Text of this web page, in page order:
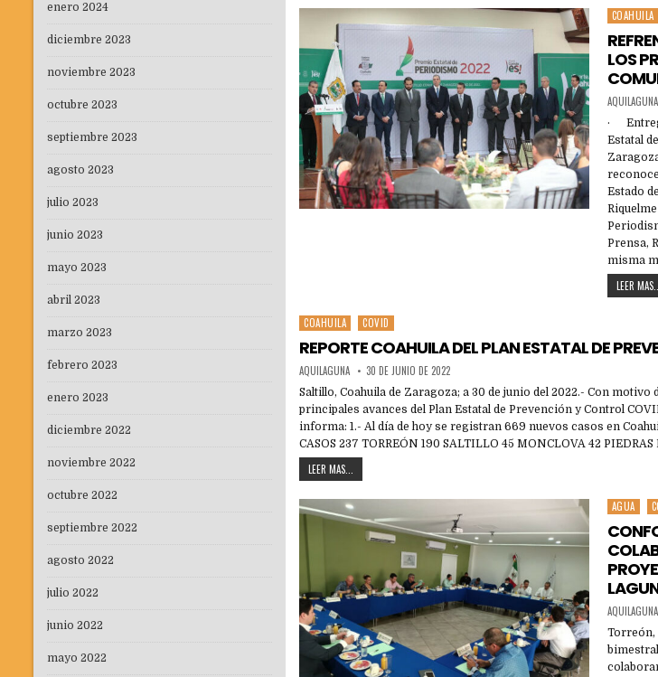
Posted
in
COAHUILA
LOS
AQUILAGUNA
·
Estatal
Estado
Prensa,
misma
LEER
Posted
in
COAHUILA COVID
REPORTE COAHUILA DEL PLAN ESTATAL DE
AQUILAGUNA 30 DE JUNIO DE 2022
Saltillo, Coahuila de Zaragoza; a 30 de junio del 2022.- Con
principales avances del Plan Estatal de Prevención y Control
informa: 1.- Al día de hoy se registran 669 nuevos casos en
CASOS 237 TORREÓN 190 SALTILLO 45 MONCLOVA 42
LEER MAS...
Posted
in
AGUA
AQUILAGUNA
Torreón,
enero 2024
diciembre 2023
noviembre 2023
octubre 2023
septiembre 2023
agosto 2023
julio 2023
junio 2023
mayo 2023
abril 2023
marzo 2023
febrero 2023
enero 2023
diciembre 2022
noviembre 2022
octubre 2022
septiembre 2022
agosto 2022
julio 2022
junio 2022
mayo 2022